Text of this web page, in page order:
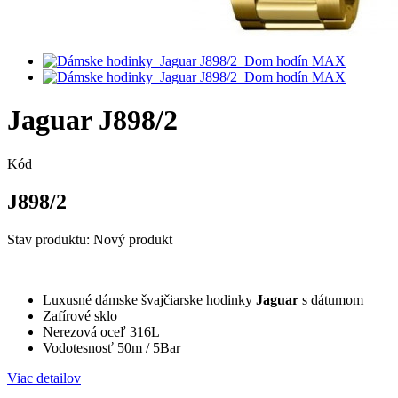
Jaguar J898/2
Kód
J898/2
Stav produktu: Nový produkt
Luxusné dámske švajčiarske hodinky Jaguar s dátumom
Zafírové sklo
Nerezová oceľ 316L
Vodotesnosť 50m / 5Bar
Viac detailov